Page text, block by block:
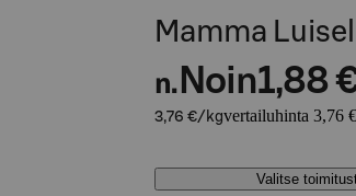
Mamma
n. Noin1,88
3,76 €/kgvertailuhinta 3,76
Valitse